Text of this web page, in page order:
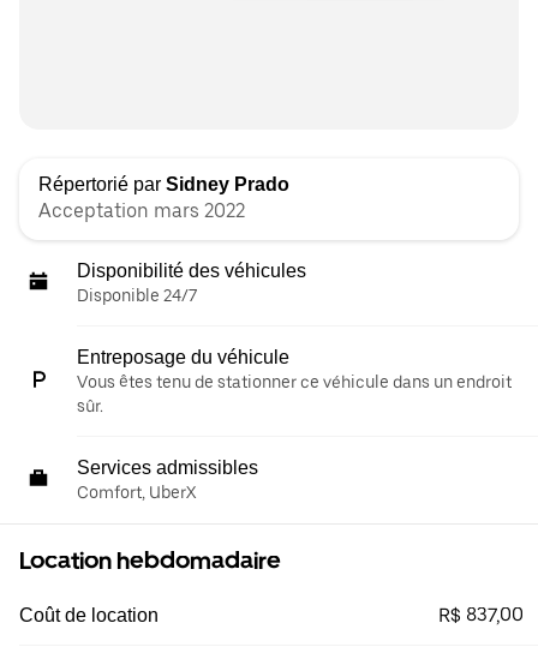
Répertorié par Sidney Prado
Acceptation mars 2022
Disponibilité des véhicules
Disponible 24/7
Entreposage du véhicule
Vous êtes tenu de stationner ce véhicule dans un endroit
sûr.
Services admissibles
Comfort, UberX
Location hebdomadaire
Coût de location R$ 837,00